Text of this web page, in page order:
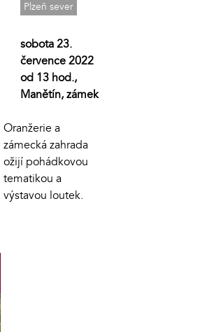
Plzeň sever
sobota 23.
července 2022
od 13 hod.,
Manětín, zámek
Oranžerie a
zámecká zahrada
ožijí pohádkovou
tematikou a
výstavou loutek.